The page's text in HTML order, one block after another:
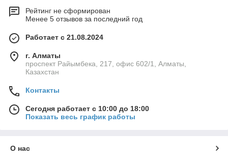
Рейтинг не сформирован
Менее 5 отзывов за последний год
Работает с 21.08.2024
г. Алматы
проспект Райымбека, 217, офис 602/1, Алматы,
Казахстан
Контакты
Сегодня работает с 10:00 до 18:00
Показать весь график работы
О нас